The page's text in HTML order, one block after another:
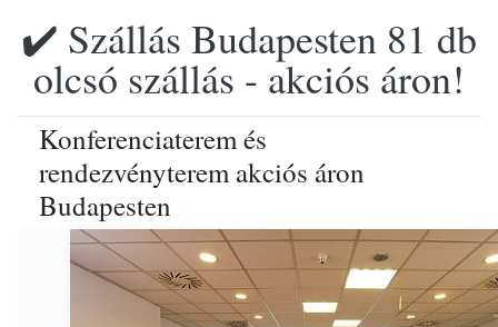
✔️ Szállás Budapesten 81 db
olcsó szállás - akciós áron!
Konferenciaterem és
rendezvényterem akciós áron
Budapesten